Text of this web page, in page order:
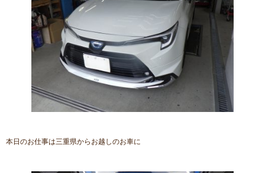
本日のお仕事は三重県からお越しのお車に